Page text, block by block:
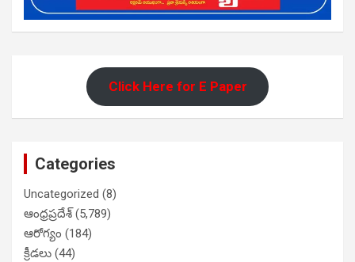
Click Here for E Paper
Categories
Uncategorized (8)
ఆంధ్రప్రదేశ్(5,789)
ఆరోగ్యం (184)
క్రీడలు (44)